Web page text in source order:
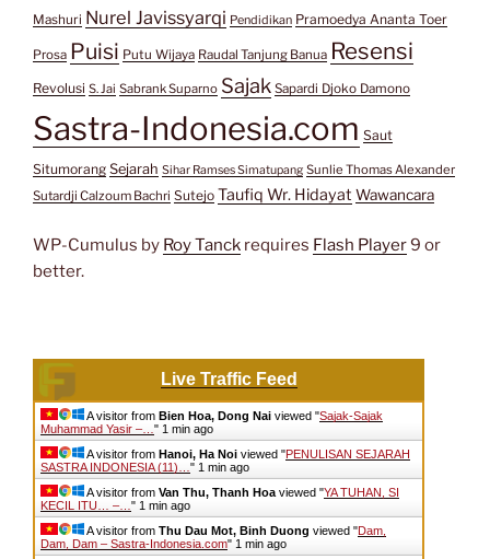
Mashuri Nurel Javissyarqi Pendidikan Pramoedya Ananta Toer
Prosa Puisi Putu Wijaya Raudal Tanjung Banua Resensi
Revolusi S. Jai Sabrank Suparno Sajak Sapardi Djoko Damono
Sastra-Indonesia.com Saut
Situmorang Sejarah Sihar Ramses Simatupang Sunlie Thomas Alexander
Sutardji Calzoum Bachri Sutejo Taufiq Wr. Hidayat Wawancara
WP-Cumulus by Roy Tanck requires Flash Player9 or
better.
Live Traffic Feed
A visitor from Bien Hoa, Dong Nai viewed "Sajak-Sajak
Muhammad Yasir –… " 1 min ago
A visitor from Hanoi, Ha Noi viewed "PENULISAN SEJARAH
SASTRA INDONESIA (11)… " 1 min ago
A visitor from Van Thu, Thanh Hoa viewed "YA TUHAN, SI
KECIL ITU… –… " 1 min ago
A visitor from Thu Dau Mot, Binh Duong viewed "Dam,
Dam, Dam – Sastra-Indonesia.com" 1 min ago